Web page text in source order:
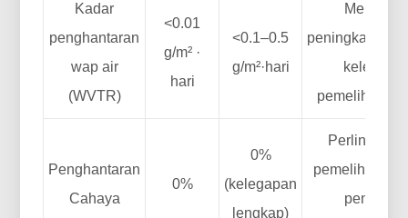
Kadar
penghantaran
wap air
(WVTR)
<0.01
g/m² ·
hari
<0.1–0.5
g/m²·hari
peningkatan/
Penghantaran
Cahaya
0%
0%
(kelegapan
lengkap)
pemeliharaan